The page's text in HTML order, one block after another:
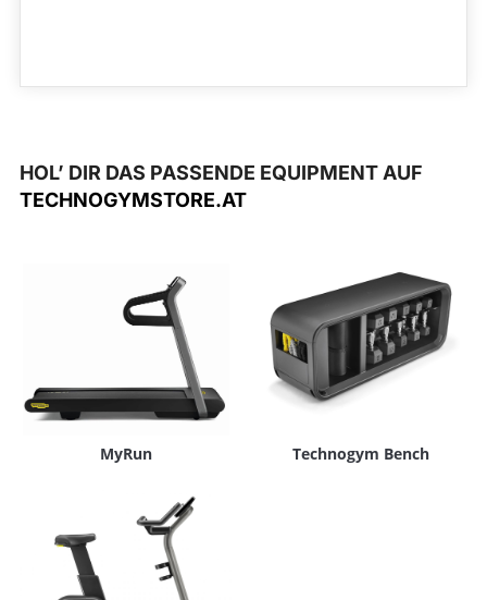
HOL’ DIR DAS PASSENDE EQUIPMENT AUF
TECHNOGYMSTORE.AT
MyRun Technogym Bench